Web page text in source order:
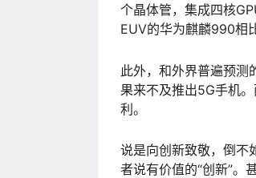
个晶体管，集成四核
EUV的华为麒麟990相
此外，和外界普遍预测
果来不及推出5G手机
利。
说是向创新致敬，倒不
者说有价值的“创新”。